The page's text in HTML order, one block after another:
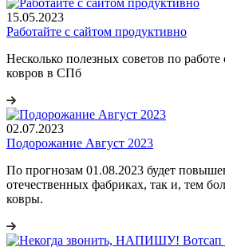
15.05.2023
Работайте с сайтом продуктивно
Несколько полезных советов по
ковров в СПб
02.07.2023
Подорожание Август 2023
По прогнозам 01.08.2023 будет
отечественных фабриках, так и, тем
ковры.